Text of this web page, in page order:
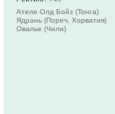
Ателе Олд Бойз (Тонга)
Ядрань (Пореч, Хорватия)
Овалье (Чили)